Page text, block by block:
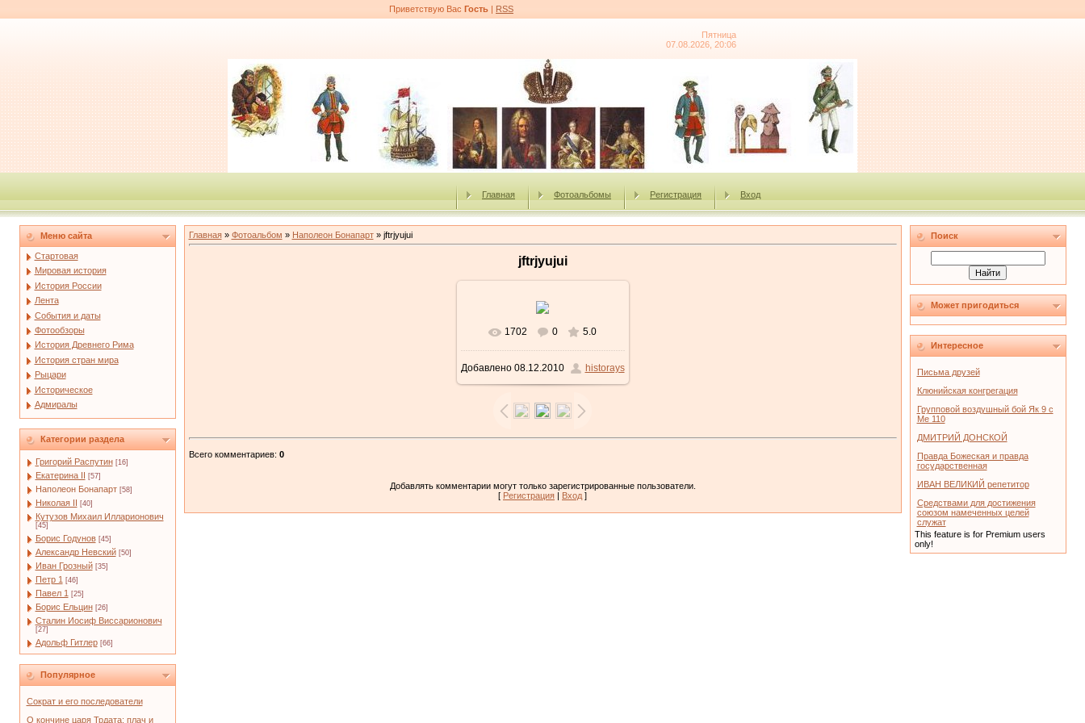
Приветствую Вас Гость | RSS
Пятница
07.08.2026, 20:06
Главная Фотоальбомы Регистрация Вход
Меню сайта
Стартовая
Мировая история
История России
Лента
События и даты
Фотообзоры
История Древнего Рима
История стран мира
Рыцари
Историческое
Адмиралы
Категории раздела
Григорий Распутин [16]
Екатерина II [57]
Наполеон Бонапарт [58]
Николая II [40]
Кутузов Михаил Илларионович
[45]
Борис Годунов [45]
Александр Невский [50]
Иван Грозный [35]
Петр 1 [46]
Павел 1 [25]
Борис Ельцин [26]
Сталин Иосиф Виссарионович
[27]
Адольф Гитлер [66]
Популярное
Сократ и его последователи
О кончине царя Трдата; плач и
Главная» Фотоальбом » Наполеон Бонапарт» jftrjyujui
jftrjyujui
1702 0 5.0
Добавлено08.12.2010 historays
Всего комментариев: 0
Добавлять комментарии могут только зарегистрированные пользователи.
[ Регистрация | Вход ]
Поиск
Может пригодиться
Интересное
Письма друзей
Клюнийская конгрегация
Групповой воздушный бой Як 9 с
Ме 110
ДМИТРИЙ ДОНСКОЙ
Правда Божеская и правда
государственная
ИВАН ВЕЛИКИЙ репетитор
Средствами для достижения
союзом намеченных целей
служат
This feature is for Premium users
only!